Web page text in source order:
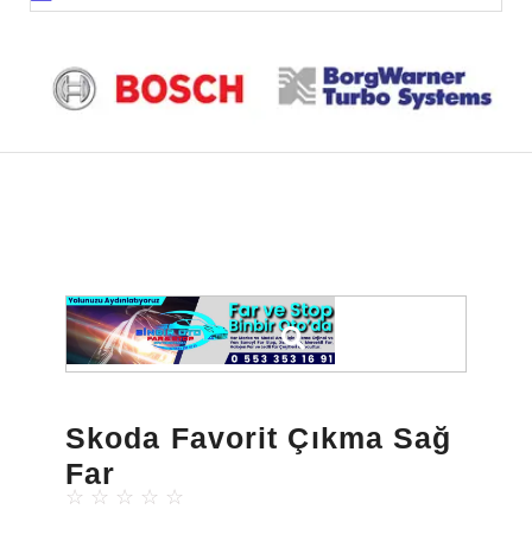
Skoda Favorit Çıkma Sağ
Far
☆ ☆ ☆ ☆ ☆